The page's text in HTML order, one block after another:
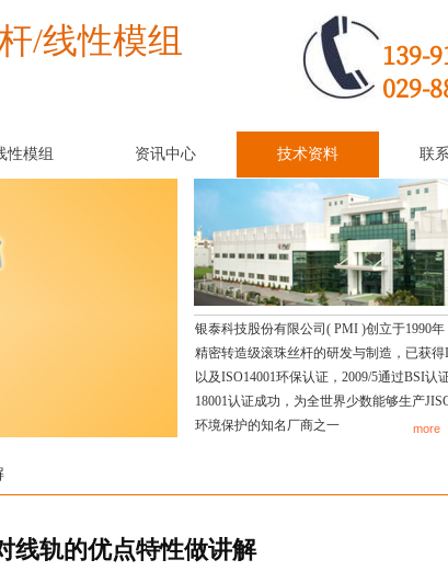
/线性模组
139-
029-
性模组 资讯中心 技术资料 联
银泰科技股份有限公司( PMI )创立于1990
精密转造级滚珠丝杆的研发与制造，已获得
以及ISO14001环保认证，2009/5通过BSI认
18001认证成功，为全世界少数能够生产
环境保护的知名厂商之一
more
线轨的优点特性做讲解